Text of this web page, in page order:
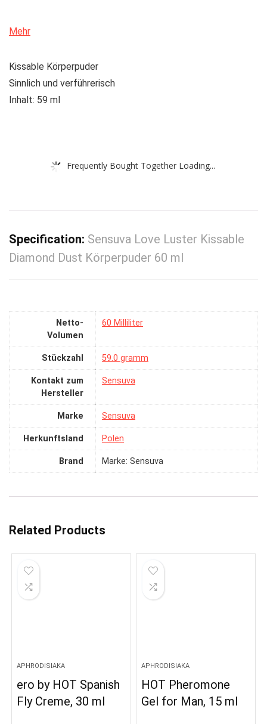
Mehr
Kissable Körperpuder
Sinnlich und verführerisch
Inhalt: 59 ml
Frequently Bought Together Loading...
Specification: Sensuva Love Luster Kissable
Diamond Dust Körperpuder 60 ml
Netto-
Volumen
‎60 Milliliter
Stückzahl ‎59.0 gramm
Kontakt zum
Hersteller
‎Sensuva
Marke ‎Sensuva
Herkunftsland ‎Polen
Brand Marke: Sensuva
Related Products
APHRODISIAKA
ero by HOT Spanish
Fly Creme, 30 ml
APHRODISIAKA
HOT Pheromone
Gel for Man, 15 ml